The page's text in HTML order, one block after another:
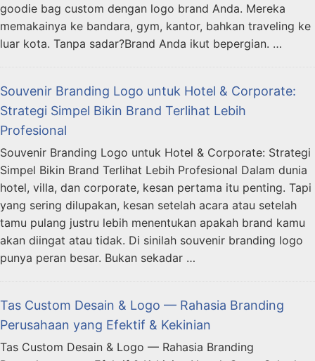
goodie bag custom dengan logo brand Anda. Mereka
memakainya ke bandara, gym, kantor, bahkan traveling ke
luar kota. Tanpa sadar?Brand Anda ikut bepergian. …
Souvenir Branding Logo untuk Hotel & Corporate:
Strategi Simpel Bikin Brand Terlihat Lebih
Profesional
Souvenir Branding Logo untuk Hotel & Corporate: Strategi
Simpel Bikin Brand Terlihat Lebih Profesional Dalam dunia
hotel, villa, dan corporate, kesan pertama itu penting. Tapi
yang sering dilupakan, kesan setelah acara atau setelah
tamu pulang justru lebih menentukan apakah brand kamu
akan diingat atau tidak. Di sinilah souvenir branding logo
punya peran besar. Bukan sekadar …
Tas Custom Desain & Logo — Rahasia Branding
Perusahaan yang Efektif & Kekinian
Tas Custom Desain & Logo — Rahasia Branding